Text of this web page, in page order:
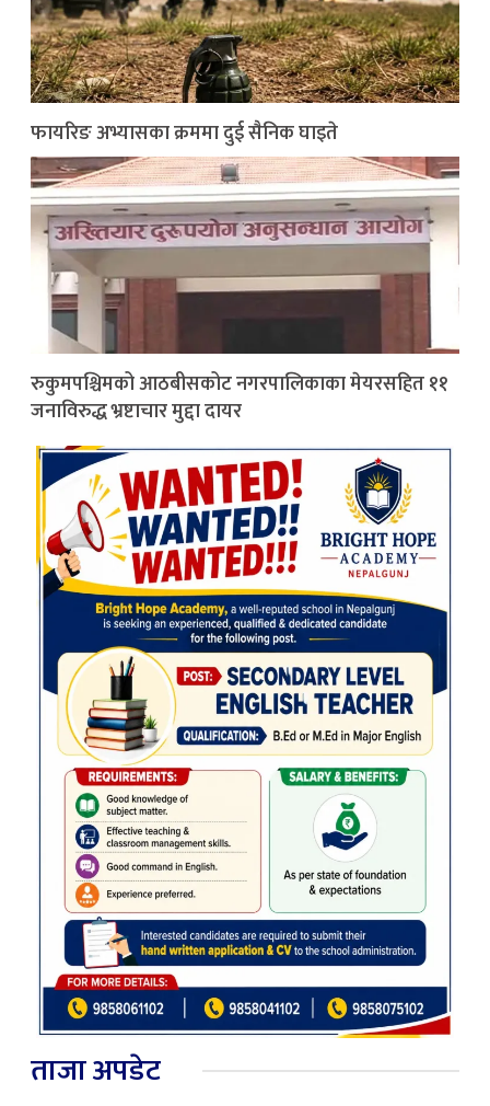
फायरिङ अभ्यासका क्रममा दुई सैनिक घाइते
रुकुमपश्चिमको आठबीसकोट नगरपालिकाका मेयरसहित ११
जनाविरुद्ध भ्रष्टाचार मुद्दा दायर
ताजा अपडेट